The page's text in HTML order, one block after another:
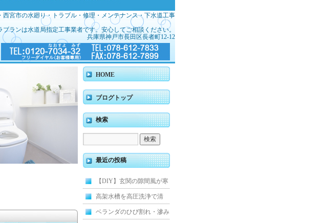
西宮市の水廻り・トラブル・修理・メンテナンス・下水道工事
ブランは水道局指定工事業者です。安心してご相談ください。
兵庫県神戸市長田区長者町12-12
HOME
ブログトップ
検索
最近の投稿
【DIY】玄関の隙間風が寒
くて断熱ドアに交換しまし
た
高架水槽を高圧洗浄で清
掃！衛生的な給水環境を維
ベランダのひび割れ・滲み